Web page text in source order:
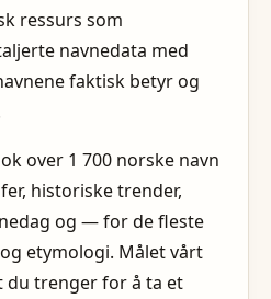
ressurs som
navnedata med
faktisk betyr og
over 1 700 norske navn
historiske trender,
og — for de fleste
etymologi. Målet vårt
du trenger for å ta et